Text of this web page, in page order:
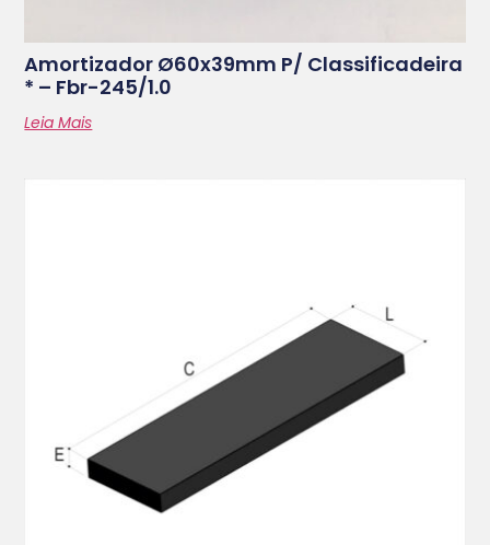
Amortizador Ø60x39mm P/ Classificadeira
* – Fbr-245/1.0
Leia Mais